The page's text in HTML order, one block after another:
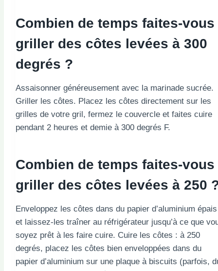
Combien de temps faites-vous
griller des côtes levées à 300
degrés ?
Assaisonner généreusement avec la marinade sucrée.
Griller les côtes. Placez les côtes directement sur les
grilles de votre gril, fermez le couvercle et faites cuire
pendant 2 heures et demie à 300 degrés F.
Combien de temps faites-vous
griller des côtes levées à 250
Enveloppez les côtes dans du papier d’aluminium épais
et laissez-les traîner au réfrigérateur jusqu’à ce que
soyez prêt à les faire cuire. Cuire les côtes : à 250
degrés, placez les côtes bien enveloppées dans du
papier d’aluminium sur une plaque à biscuits (parfois,